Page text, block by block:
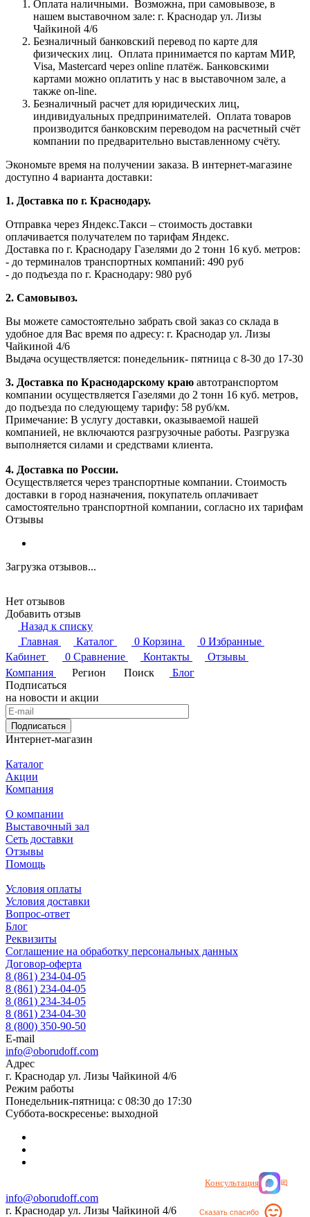
Оплата наличными. Возможна, при самовывозе, в
нашем выставочном зале: г. Краснодар ул. Лизы
Чайкиной 4/6
Безналичный банковский перевод по карте для
физических лиц. Оплата принимается по картам МИР,
Visa, Mastercard через online платёж. Банковскими
картами можно оплатить у нас в выставочном зале, а
также on-line.
Безналичный расчет для юридических лиц,
индивидуальных предпринимателей. Оплата товаров
производится банковским переводом на расчетный счёт
компании по предварительно выставленному счёту.
Экономьте время на получении заказа. В интернет-магазине
доступно 4 варианта доставки:
1. Доставка по г. Краснодару.
Отправка через Яндекс.Такси – стоимость доставки
оплачивается получателем по тарифам Яндекс.
Доставка по г. Краснодару Газелями до 2 тонн 16 куб. метров:
- до терминалов транспортных компаний: 490 руб
- до подъезда по г. Краснодару: 980 руб
2. Самовывоз.
Вы можете самостоятельно забрать свой заказ со склада в
удобное для Вас время по адресу: г. Краснодар ул. Лизы
Чайкиной 4/6
Выдача осуществляется: понедельник- пятница с 8-30 до 17-30
3. Доставка по Краснодарскому краю автотранспортом
компании осуществляется Газелями до 2 тонн 16 куб. метров,
до подъезда по следующему тарифу: 58 руб/км.
Примечание: В услугу доставки, оказываемой нашей
компанией, не включаются разгрузочные работы. Разгрузка
выполняется силами и средствами клиента.
4. Доставка по России.
Осуществляется через транспортные компании. Стоимость
доставки в город назначения, покупатель оплачивает
самостоятельно транспортной компании, согласно их тарифам
Отзывы
Загрузка отзывов...
Нет отзывов
Добавить отзыв
Назад к списку
Главная
Каталог 0 Корзина 0 Избранные
Кабинет
0 Сравнение Контакты
Отзывы
Компания
Регион Поиск
Блог
Подписаться
на новости и акции
Подписаться
Интернет-магазин
Каталог
Акции
Компания
О компании
Выставочный зал
Сеть доставки
Отзывы
Помощь
Условия оплаты
Условия доставки
Вопрос-ответ
Блог
Реквизиты
Соглашение на обработку персональных данных
Договор-оферта
8 (861) 234-04-05
8 (861) 234-04-05
8 (861) 234-34-05
8 (861) 234-04-30
8 (800) 350-90-50
E-mail
info@oborudoff.com
Адрес
г. Краснодар ул. Лизы Чайкиной 4/6
Режим работы
Понедельник-пятница: с 08:30 до 17:30
Суббота-воскресенье: выходной
info@oborudoff.com
г. Краснодар ул. Лизы Чайкиной 4/6
Консультация
Сказать спасибо